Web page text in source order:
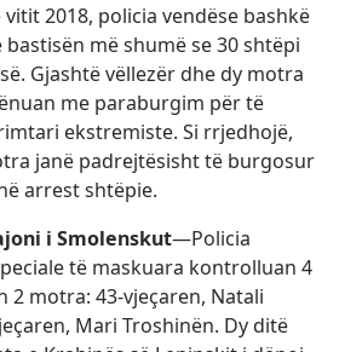
2018, policia vendëse bashkë
më shumë se 30 shtëpi
Gjashtë vëllezër dhe dy motra
me paraburgim për të
ekstremiste. Si rrjedhojë,
janë padrejtësisht të burgosur
arrest shtëpie.
i Smolenskut—Policia
të maskuara kontrolluan 4
2 motra: 43-vjeçaren, Natali
Mari Troshinën. Dy ditë